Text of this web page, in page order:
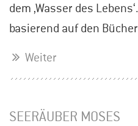
dem ‚Wasser des
basierend auf den
Weiter
SEERÄUBER MOSES